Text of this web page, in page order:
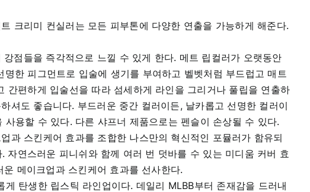
크리미 컨실러는 모든 피부톤에 다양한 연출을 가능하게 해준다.
점들을 즉각적으로 느낄 수 있게 한다. 메트 립컬러가 오랫동안
한 피그먼트로 입술에 생기를 부여하고 벨벳처럼 부드럽고 매트
편하게 입술선을 따라 섬세하게 라인을 그리거나 풀립을 연출하
셔도 좋습니다. 부드러운 중간 컬러이든, 날카롭고 선명한 컬러이
용할 수 있다. 다른 샤프너 제품으로는 펜슬이 손상될 수 있다.
과 스킨케어 효과를 조합한 나스만의 혁신적인 포뮬러가 함유되
연스러운 피니쉬와 함께 여러 번 덧바를 수 있는 미디움 커버 효
메이크업과 스킨케어 효과를 선사한다.
탄생한 립스틱 라인업이다. 데일리 MLBB부터 존재감을 드러내